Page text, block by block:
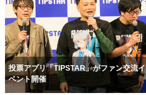
投票アプリ「TIPSTAR」がファン交流イ
ベント開催